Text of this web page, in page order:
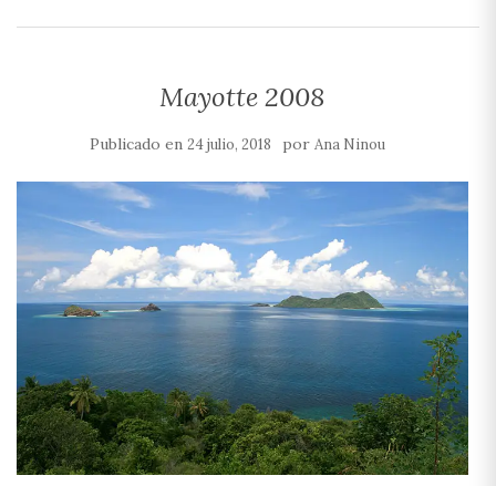
Mayotte 2008
Publicado en 24 julio, 2018 por Ana Ninou